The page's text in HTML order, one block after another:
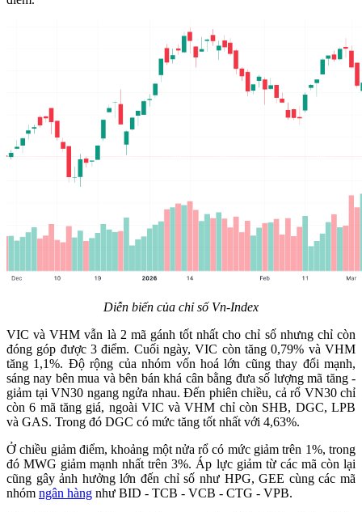
Diễn biến của chỉ số Vn-Index
VIC và VHM vẫn là 2 mã gánh tốt nhất cho chỉ số nhưng chỉ còn
đóng góp được 3 điểm. Cuối ngày, VIC còn tăng 0,79% và VHM
tăng 1,1%. Độ rộng của nhóm vốn hoá lớn cũng thay đổi mạnh,
sáng nay bên mua và bên bán khá cân bằng đưa số lượng mã tăng -
giảm tại VN30 ngang ngửa nhau. Đến phiên chiều, cả rổ VN30 chỉ
còn 6 mã tăng giá, ngoài VIC và VHM chỉ còn SHB, DGC, LPB
và GAS. Trong đó DGC có mức tăng tốt nhất với 4,63%.
Ở chiều giảm điểm, khoảng một nửa rổ có mức giảm trên 1%, trong
đó MWG giảm mạnh nhất trên 3%. Áp lực giảm từ các mã còn lại
cũng gây ảnh hưởng lớn đến chỉ số như HPG, GEE cùng các mã
nhóm ngân hàng như BID - TCB - VCB - CTG - VPB.